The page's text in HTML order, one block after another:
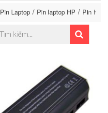
Pin Laptop Pin laptop HP Pin HP